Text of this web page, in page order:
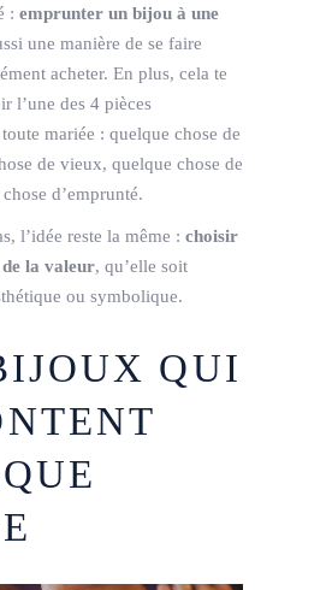
: emprunter un bijou à une
une manière de se faire
acheter. En plus, cela te
l’une des 4 pièces
mariée : quelque chose de
de vieux, quelque chose de
d’emprunté.
l’idée reste la même : choisir
de la valeur, qu’elle soit
ou symbolique.
QUI